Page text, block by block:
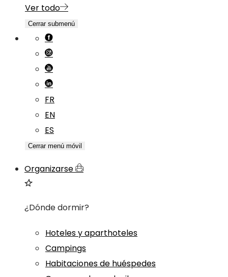
Ver todo
Cerrar submenú
FR
EN
ES
Cerrar menú móvil
Organizarse
¿Dónde dormir?
Hoteles y aparthoteles
Campings
Habitaciones de huéspedes